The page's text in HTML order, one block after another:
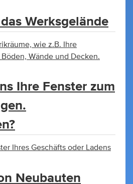
Werksgelände
wie z.B. Ihre
Wände und Decken.
Ihre Fenster zum
Ihres Geschäfts oder Ladens
Neubauten